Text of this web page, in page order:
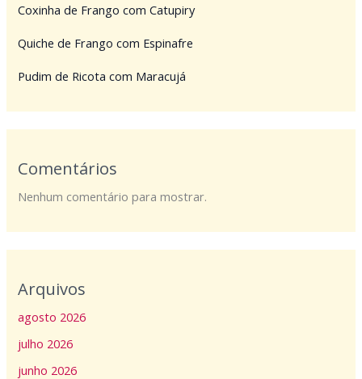
Coxinha de Frango com Catupiry
Quiche de Frango com Espinafre
Pudim de Ricota com Maracujá
Comentários
Nenhum comentário para mostrar.
Arquivos
agosto 2026
julho 2026
junho 2026